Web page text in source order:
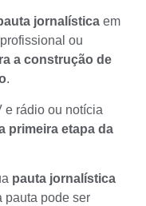
jornalística em
ou
a construção de
.
e rádio ou notícia
primeira etapa da
pauta jornalística
pauta pode ser